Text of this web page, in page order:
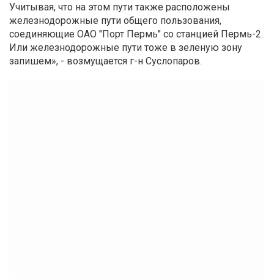
Учитывая, что на этом пути также расположены
железнодорожные пути общего пользования,
соединяющие ОАО "Порт Пермь" со станцией Пермь-2.
Или железнодорожные пути тоже в зеленую зону
запишем», - возмущается г-н Суслопаров.